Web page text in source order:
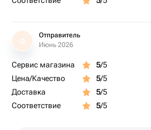
О
Отправитель
Июнь 2026
Сервис магазина 5/5
Цена/Качество
5/5
Доставка
5/5
Соответствие
5/5